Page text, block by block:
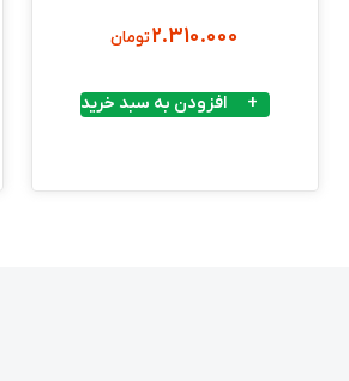
2.310.000تومان
افزودن به سبد خرید